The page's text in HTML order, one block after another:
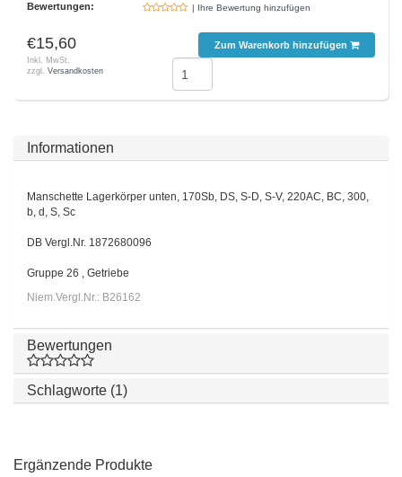
Bewertungen:
| Ihre Bewertung hinzufügen
€15,60
Inkl. MwSt.
zzgl. Versandkosten
Zum Warenkorb hinzufügen
Informationen
Manschette Lagerkörper unten, 170Sb, DS, S-D, S-V, 220AC, BC, 300,
b, d, S, Sc
DB Vergl.Nr. 1872680096
Gruppe 26 , Getriebe
Niem.Vergl.Nr.: B26162
Bewertungen
Schlagworte (1)
Ergänzende Produkte